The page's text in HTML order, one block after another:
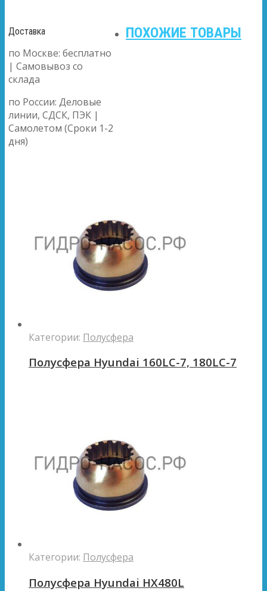
Доставка
по Москве: бесплатно
| Самовывоз со
склада
по России: Деловые
линии, СДСК, ПЭК |
Самолетом (Сроки 1-2
дня)
ПОХОЖИЕ ТОВАРЫ
Категории: Полусфера
Полусфера Hyundai 160LC-7, 180LC-7
Категории: Полусфера
Полусфера Hyundai HX480L